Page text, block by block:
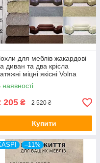
для меблів жакардові
диван та два крісла
міцні якісні Volna
Туреччина
наявності
205 ₴ 2 520 ₴
Купити
–11%